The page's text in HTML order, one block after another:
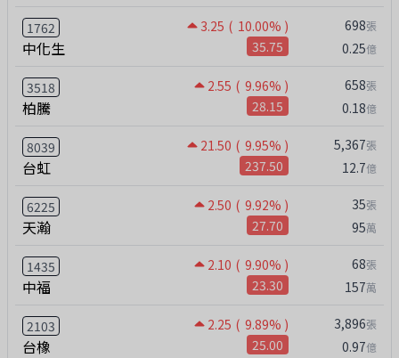
1762 3.25 ( 10.00% )
中化生 35.75
698張
0.25億
3518 2.55 ( 9.96% )
柏騰 28.15
658張
0.18億
8039 21.50 ( 9.95% )
台虹 237.50
5,367張
12.7億
6225 2.50 ( 9.92% )
天瀚 27.70
35張
95萬
1435 2.10 ( 9.90% )
中福 23.30
68張
157萬
2103 2.25 ( 9.89% )
台橡 25.00
3,896張
0.97億